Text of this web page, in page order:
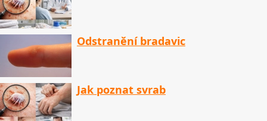
Odstranění bradavic
Jak poznat svrab